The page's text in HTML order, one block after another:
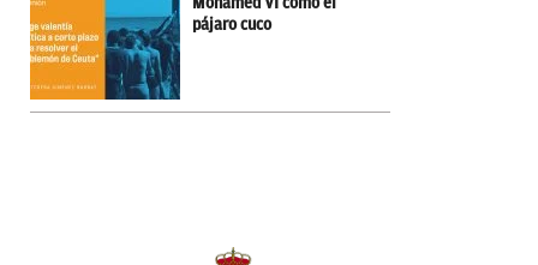
pájaro cuco